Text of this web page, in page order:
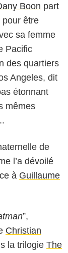
Boon part
pour être
sa femme
Pacific
des quartiers
Angeles, dit
étonnant
mêmes
de
l’a dévoilé
à Guillaume
”,
Christian
la trilogie The